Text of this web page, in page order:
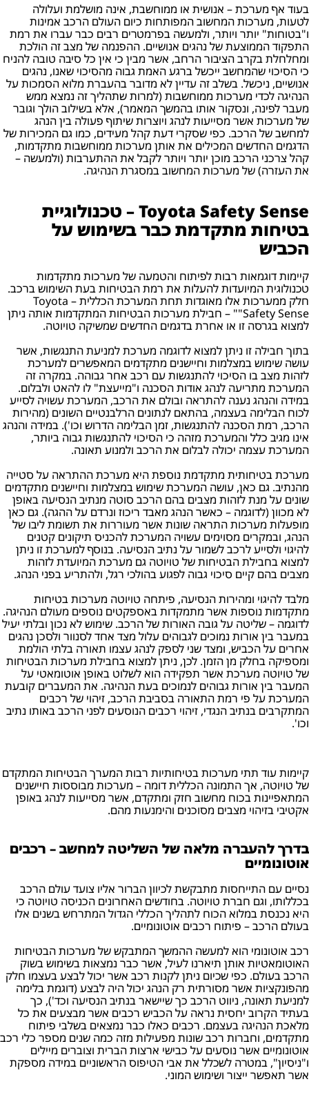
בעוד אף מערכת – אנושית או ממוחשבת, אינה מושלמת ועלולה
לטעות, מערכות המחשוב המפותחות כיום העולם הרכב אמינות
ו"בטוחות" יותר ויותר, ולמעשה בפרמטרים רבים כבר עברו את רמת
התפקוד הממוצעת של נהגים אנושיים. ההפנמה של מצב זה הולכת
ומחלחלת בקרב הציבור הרחב, אשר מבין כי אין כל סיבה טובה להניח
כי הסיכוי שהמחשב ייכשל ברגע האמת גבוה מהסיכוי שאנו, נהגים
אנושיים, ניכשל. בשלב זה עדיין לא מדובר בהעברת מלוא הסמכות על
הנהיגה לכדי מערכות ממוחשבות (למרות שתהליך זה נמצא ממש
מעבר לפינה, ונסקור אותו בהמשך המאמר), אלא בשילוב הולך וגובר
של מערכות אשר מסייעות לנהג ויוצרות שיתוף פעולה בין הנהג
למחשב של הרכב. כפי שסקרי דעת קהל מעידים, כמו גם המכירות של
הדגמים החדשים המכילים את אותן מערכות ממוחשבות מתקדמות,
קהל צרכני הרכב מוכן יותר ויותר לקבל את ההתערבות (ולמעשה –
את העזרה) של מערכות המחשוב במסגרת הנהיגה.
Toyota Safety Sense – טכנולוגיית
בטיחות מתקדמת כבר בשימוש על
הכביש
קיימות דוגמאות רבות לפיתוח והטמעה של מערכות מתקדמות
טכנולוגית המיועדות להעלות את רמת הבטיחות בעת השימוש ברכב.
חלק ממערכות אלו מאוגדות תחת המערכת הכללית – Toyota
Safety Sense"" – חבילת מערכות הבטיחות המתקדמות אותה ניתן
למצוא בגרסה זו או אחרת בדגמים החדשים שמשיקה טויוטה.
בתוך חבילה זו ניתן למצוא לדוגמה מערכת למניעת התנגשות, אשר
עושה שימוש במצלמות וחיישנים מתקדמים המאפשרים למערכת
לזהות מצב בו הסיכוי להתנגשות עם רכב אחר גבוהה. במקרה זה
המערכת מתריעה לנהג אודות הסכנה ו"מייעצת" לו להאט ולבלום.
במידה והנהג נענה להתראה ובולם את הרכב, המערכת עשויה לסייע
לכוח הבלימה בעצמה, בהתאם לנתונים הרלבנטיים השונים (מהירות
הרכב, רמת הסכנה להתנגשות, זמן הבלימה הדרוש וכו'). במידה והנהג
אינו מגיב כלל והמערכת מזהה כי הסיכוי להתנגשות גבוה ביותר,
המערכת עצמה יכולה לבלום את הרכב ולמנוע תאונה.
מערכת בטיחותית מתקדמת נוספת היא מערכת ההתראה על סטייה
מהנתיב. גם כאן, עושה המערכת שימוש במצלמות וחיישנים מתקדמים
שונים על מנת לזהות מצבים בהם הרכב סוטה מנתיב הנסיעה באופן
לא מכוון (לדוגמה – כאשר הנהג מאבד ריכוז ונרדם על ההגה). גם כאן
מופעלות מערכות התראה שונות אשר מעוררות את תשומת ליבו של
הנהג, ובמקרים מסוימים עשויה המערכת להכניס תיקונים קטנים
להיגוי ולסייע לרכב לשמור על נתיב הנסיעה. בנוסף למערכת זו ניתן
למצוא בחבילת הבטיחות של טויוטה גם מערכת המיועדת לזהות
מצבים בהם קיים סיכוי גבוה לפגוע בהולכי רגל, ולהתריע בפני הנהג.
מלבד להיגוי ומהירות הנסיעה, פיתחה טויוטה מערכות בטיחות
מתקדמות נוספות אשר מתמקדות באספקטים נוספים מעולם הנהיגה.
לדוגמה – שליטה על גובה האורות של הרכב. שימוש לא נכון ובלתי יעיל
במעבר בין אורות נמוכים לגבוהים עלול מצד אחד לסנוור ולסכן נהגים
אחרים על הכביש, ומצד שני לספק לנהג עצמו תאורה בלתי הולמת
ומספיקה בחלק מן הזמן. לכן, ניתן למצוא בחבילת מערכות הבטיחות
של טויוטה מערכת אשר תפקידה הוא לשלוט באופן אוטומאטי על
המעבר בין אורות גבוהים לנמוכים בעת הנהיגה. את המעברים קובעת
המערכת על פי רמת התאורה בסביבת הרכב, זיהוי של רכבים
המתקרבים בנתיב הנגדי, זיהוי רכבים הנוסעים לפני הרכב באותו נתיב
וכו'.
קיימות עוד תתי מערכות בטיחותיות רבות המערך הבטיחות המתקדם
של טויוטה, אך התמונה הכללית דומה – מערכות מבוססות חיישנים
המתאפיינות בכוח מחשוב חזק ומתקדם, אשר מסייעות לנהג באופן
אקטיבי בזיהוי מצבים מסוכנים והימנעות מהם.
בדרך להעברה מלאה של השליטה למחשב – רכבים
אוטונומיים
נסיים עם התייחסות מתבקשת לכיוון הברור אליו צועד עולם הרכב
בכללותו, וגם חברת טויוטה. בחודשים האחרונים הכניסה טויוטה כי
היא נכנסת במלוא הכוח לתהליך הכללי הגדול המתרחש בשנים אלו
בעולם הרכב – פיתוח רכבים אוטונומיים.
רכב אוטונומי הוא למעשה ההמשך המתבקש של מערכות הבטיחות
האוטומאטיות אותן תיארנו לעיל, אשר כבר נמצאות בשימוש בשוק
הרכב בעולם. כפי שכיום ניתן לקנות רכב אשר יכול לבצע בעצמו חלק
מהפונקציות אשר מסורתית רק הנהג יכול היה לבצע (דוגמת בלימה
למניעת תאונה, ניווט הרכב כך שיישאר בנתיב הנסיעה וכד'), כך
בעתיד הקרוב יחסית נראה על הכביש רכבים אשר מבצעים את כל
מלאכת הנהיגה בעצמם. רכבים כאלו כבר נמצאים בשלבי פיתוח
מתקדמים, וחברות רכב שונות מפעילות מזה כמה שנים מספר כלי רכב
אוטונומיים אשר נוסעים על כבישי ארצות הברית וצוברים מיילים
ו"ניסיון", במטרה לשכלל את אבי הטיפוס הראשוניים במידה מספקת
אשר תאפשר ייצור ושימוש המוני.